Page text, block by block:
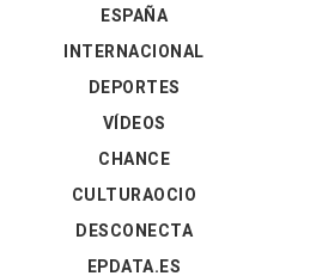
ESPAÑA
INTERNACIONAL
DEPORTES
VÍDEOS
CHANCE
CULTURAOCIO
DESCONECTA
EPDATA.ES